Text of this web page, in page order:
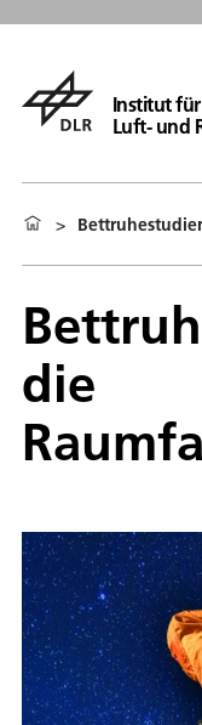
Institut für
Luft- und
>
die